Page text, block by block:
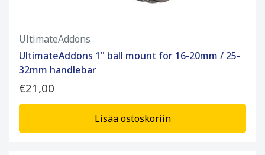
UltimateAddons
UltimateAddons 1" ball mount for 16-20mm / 25-
32mm handlebar
€21,00
Lisää ostoskoriin